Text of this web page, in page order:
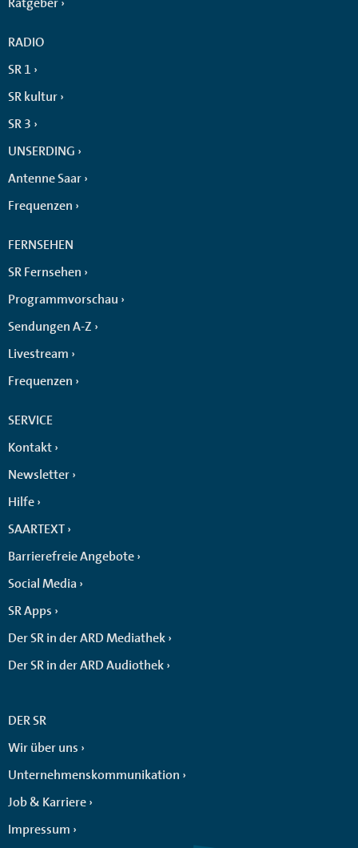
RADIO
SR 1
SR kultur
SR 3
UNSERDING
Antenne Saar
Frequenzen
FERNSEHEN
SR Fernsehen
Programmvorschau
Sendungen A-Z
Livestream
Frequenzen
SERVICE
Kontakt
Newsletter
Hilfe
SAARTEXT
Barrierefreie Angebote
Social Media
SR Apps
Der SR in der ARD Mediathek
Der SR in der ARD Audiothek
DER SR
Wir über uns
Unternehmenskommunikation
Job & Karriere
Impressum